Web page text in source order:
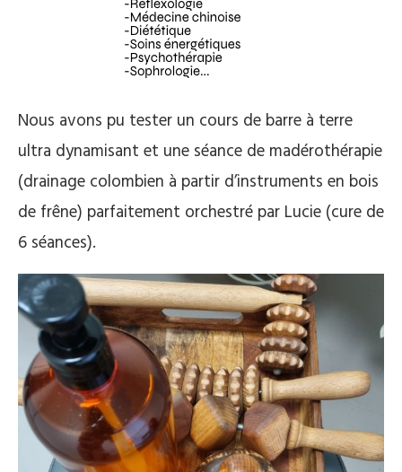
Nous avons pu tester un cours de barre à terre
ultra dynamisant et une séance de madérothérapie
(drainage colombien à partir d’instruments en bois
de frêne) parfaitement orchestré par Lucie (cure de
6 séances).